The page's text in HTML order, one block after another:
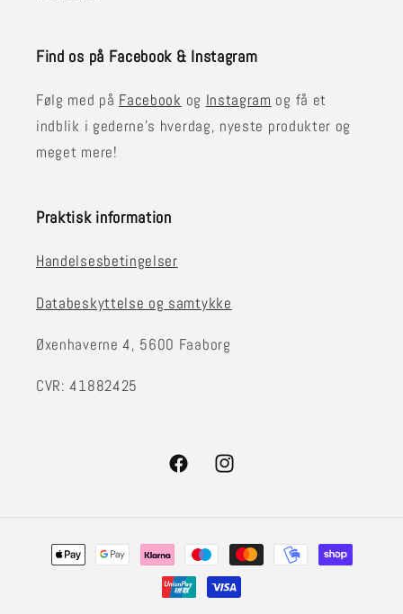
Find os på Facebook & Instagram
Følg med på Facebook og Instagram og få et
indblik i gederne's hverdag, nyeste produkter og
meget mere!
Praktisk information
Handelsesbetingelser
Databeskyttelse og samtykke
Øxenhaverne 4, 5600 Faaborg
CVR: 41882425
FacebookInstagram
Betalingsmetoder